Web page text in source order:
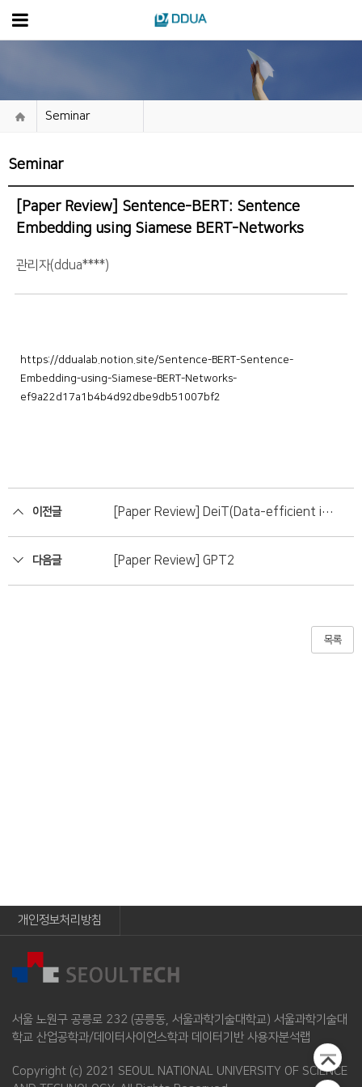
Seminar
Seminar
[Paper Review] Sentence-BERT: Sentence
Embedding using Siamese BERT-Networks
관리자(ddua****)
https://ddualab.notion.site/Sentence-BERT-Sentence-
Embedding-using-Siamese-BERT-Networks-
ef9a22d17a1b4b4d92dbe9db51007bf2
이전글
[Paper Review] DeiT(Data-efficient ima
다음글 [Paper Review] GPT2
목록
개인정보처리방침
서울 노원구 공릉로 232 (공릉동, 서울과학기술대학교) 서울과학기술대
학교 산업공학과/데이터사이언스학과 데이터기반 사용자분석랩
Copyright (c) 2021 SEOUL NATIONAL UNIVERSITY OF SCIENCE